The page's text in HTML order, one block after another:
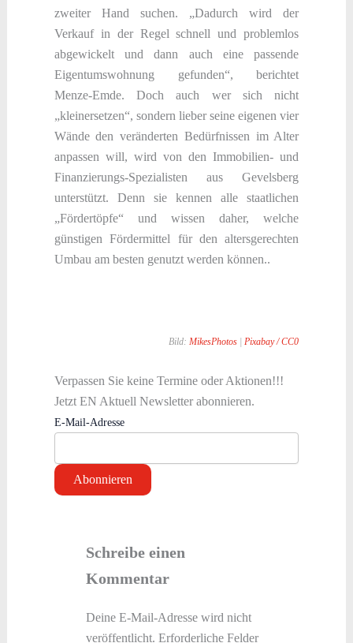
zweiter Hand suchen. „Dadurch wird der
Verkauf in der Regel schnell und problemlos
abgewickelt und dann auch eine passende
Eigentumswohnung gefunden“, berichtet
Menze-Emde. Doch auch wer sich nicht
„kleinersetzen“, sondern lieber seine eigenen vier
Wände den veränderten Be­dürfnissen im Alter
anpassen will, wird von den Immobilien- und
Finanzierungs-Spezialisten aus Gevelsberg
unterstützt. Denn sie kennen alle staatli­chen
„Fördertöpfe“ und wis­sen daher, welche
günstigen Fördermittel für den altersgerechten
Umbau am besten genutzt werden kön­nen..
Bild: MikesPhotos | Pixabay /CC0
Verpassen Sie keine Termine oder Aktionen!!!
Jetzt EN Aktuell Newsletter abonnieren.
E-Mail-Adresse
Schreibe einen
Kommentar
Deine E-Mail-Adresse wird nicht
veröffentlicht. Erforderliche Felder